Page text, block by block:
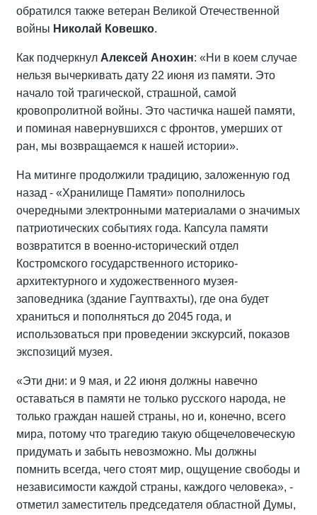
обратился также ветеран Великой Отечественной
войны Николай Ковешко.
Как подчеркнул Алексей Анохин: «Ни в коем случае
нельзя вычеркивать дату 22 июня из памяти. Это
начало той трагической, страшной, самой
кровопролитной войны. Это частичка нашей памяти,
и поминая навернувшихся с фронтов, умерших от
ран, мы возвращаемся к нашей истории».
На митинге продолжили традицию, заложенную год
назад - «Хранилище Памяти» пополнилось
очередными электронными материалами о значимых
патриотических событиях года. Капсула памяти
возвратится в военно-исторический отдел
Костромского государственного историко-
архитектурного и художественного музея-
заповедника (здание Гауптвахты), где она будет
храниться и пополняться до 2045 года, и
использоваться при проведении экскурсий, показов
экспозиций музея.
«Эти дни: и 9 мая, и 22 июня должны навечно
оставаться в памяти не только русского народа, не
только граждан нашей страны, но и, конечно, всего
мира, потому что трагедию такую общечеловеческую
придумать и забыть невозможно. Мы должны
помнить всегда, чего стоят мир, ощущение свободы и
независимости каждой страны, каждого человека», -
отметил заместитель председателя областной Думы,